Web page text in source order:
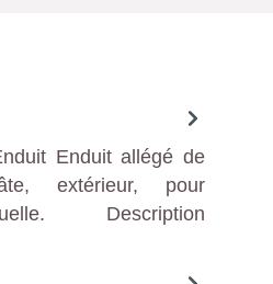
Enduit allégé de
extérieur, pour
Description